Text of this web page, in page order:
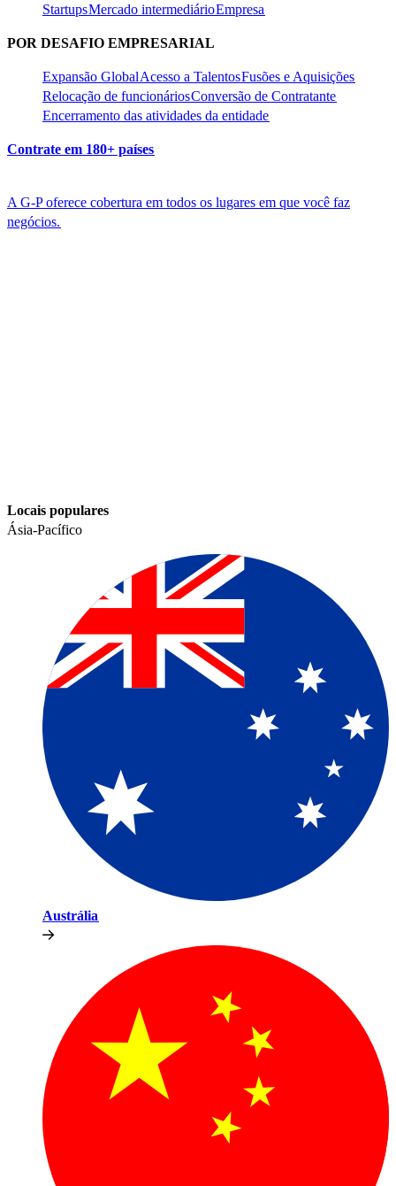
Startups​​Mercado intermediário​​Empresa​​
POR DESAFIO EMPRESARIAL​​
Expansão Global​​Acesso a Talentos​​Fusões e Aquisições​​
Relocação de funcionários​​Conversão de Contratante​​
Encerramento das atividades da entidade​​
Contrate em 180+ países​​
A G-P oferece cobertura em todos os lugares em que você faz
negócios.​​
Locais populares​​
Ásia-Pacífico​​
Austrália​​